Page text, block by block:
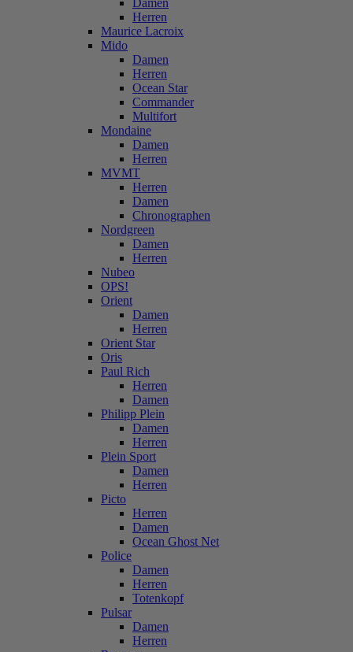
Damen
Herren
Maurice Lacroix
Mido
Damen
Herren
Ocean Star
Commander
Multifort
Mondaine
Damen
Herren
MVMT
Herren
Damen
Chronographen
Nordgreen
Damen
Herren
Nubeo
OPS!
Orient
Damen
Herren
Orient Star
Oris
Paul Rich
Herren
Damen
Philipp Plein
Damen
Herren
Plein Sport
Damen
Herren
Picto
Herren
Damen
Ocean Ghost Net
Police
Damen
Herren
Totenkopf
Pulsar
Damen
Herren